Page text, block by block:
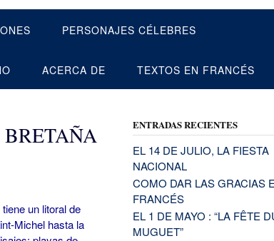
PERSONAJES CÉLEBRES
ACERCA DE TEXTOS EN FRANCÉS
un litoral de
Michel hasta la
ENTRADAS RECIENTES
EL 14 DE JULIO, LA FIESTA
NACIONAL
COMO DAR LAS GRACIAS
FRANCÉS
EL 1 DE MAYO : “LA FÊTE
MUGUET”